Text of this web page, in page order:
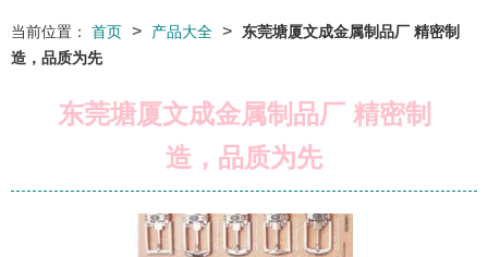
当前位置： 首页 > 产品大全 >
东莞塘厦文成金属制品厂 精密制
造，品质为先
东莞塘厦文成金属制品厂 精密制
造，品质为先